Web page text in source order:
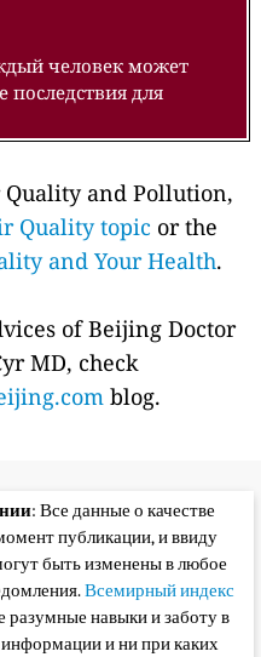
человек может
последствия для
and Pollution,
Quality topic or the
and Your Health.
of Beijing Doctor
MD, check
blog.
: Все данные о качестве
публикации, и ввиду
быть изменены в любое
Всемирный индекс
разумные навыки и заботу в
и ни при каких